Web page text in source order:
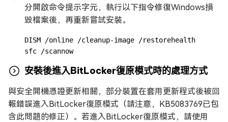
分開啟命令提示字元，執行以下指令修復Windows損
毀檔案後，再重新嘗試安裝。
DISM /online /cleanup-image /restorehealth
sfc /scannow
安裝後進入BitLocker復原模式時的處理方式
與安全開機憑證更新相關，部分裝置在套用更新程式後被回
報錯誤進入BitLocker復原模式（請注意，KB5083769已包
含此問題的修正）。若進入BitLocker復原模式，請使用